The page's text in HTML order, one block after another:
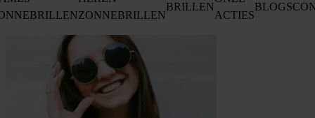
ZONNEBRILLEN
BRILLEN
ACTIES
BLOGS